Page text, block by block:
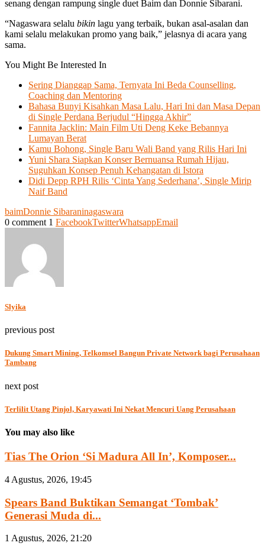
senang dengan rampung single duet Baim dan Donnie Sibarani.
“Nagaswara selalu bikin lagu yang terbaik, bukan asal-asalan dan
kami selalu melakukan promo yang baik,” jelasnya di acara yang
sama.
You Might Be Interested In
Sering Dianggap Sama, Ternyata Ini Beda Counselling,
Coaching dan Mentoring
Bahasa Bunyi Kisahkan Masa Lalu, Hari Ini dan Masa Depan
di Single Perdana Berjudul “Hingga Akhir”
Fannita Jacklin: Main Film Uti Deng Keke Bebannya
Lumayan Berat
Kamu Bohong, Single Baru Wali Band yang Rilis Hari Ini
Yuni Shara Siapkan Konser Bernuansa Rumah Hijau,
Suguhkan Konsep Penuh Kehangatan di Istora
Didi Depp RPH Rilis ‘Cinta Yang Sederhana’, Single Mirip
Naif Band
baimDonnie Sibaraninagaswara
0 comment 1 FacebookTwitterWhatsappEmail
Slyika
previous post
Dukung Smart Mining, Telkomsel Bangun Private Network bagi Perusahaan
Tambang
next post
Terlilit Utang Pinjol, Karyawati Ini Nekat Mencuri Uang Perusahaan
You may also like
Tias The Orion ‘Si Madura All In’, Komposer...
4 Agustus, 2026, 19:45
Spears Band Buktikan Semangat ‘Tombak’
Generasi Muda di...
1 Agustus, 2026, 21:20